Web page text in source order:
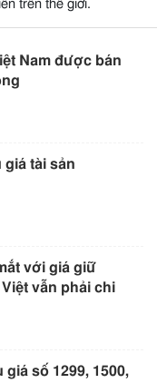
trên thế giới.
Nam được bán
giá tài sản
với giá giữ
vẫn phải chi
giá số 1299, 1500,